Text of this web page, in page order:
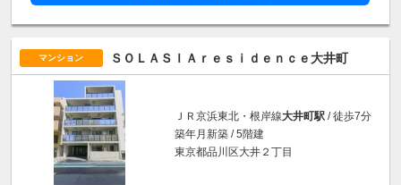
マンション ＳＯＬＡＳＩＡｒｅｓｉｄｅｎｃｅ大井町
ＪＲ京浜東北・根岸線大井町駅 / 徒歩7分
築年月新築 / 5階建
東京都品川区大井２丁目